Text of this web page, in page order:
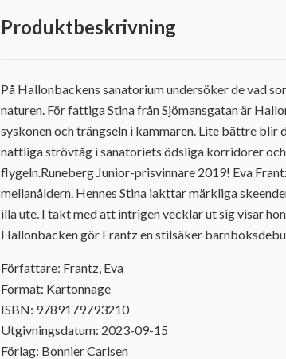
Produktbeskrivning
På Hallonbackens sanatorium undersöker de vad
naturen. För fattiga Stina från Sjömansgatan är
syskonen och trängseln i kammaren. Lite bättre blir
nattliga strövtåg i sanatoriets ödsliga korridorer
flygeln.Runeberg Junior-prisvinnare 2019! Eva
mellanåldern. Hennes Stina iakttar märkliga
illa ute. I takt med att intrigen vecklar ut sig visar
Hallonbacken gör Frantz en stilsäker
Författare: Frantz, Eva
Format: Kartonnage
ISBN: 9789179793210
Utgivningsdatum: 2023-09-15
Förlag: Bonnier Carlsen